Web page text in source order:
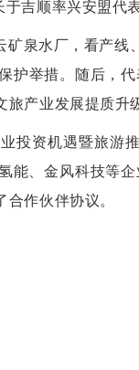
于吉顺率兴安盟代
矿泉水厂， 看产线
护举措。随后，
旅产业发展提质升
投资机遇暨旅游
能、金风科技等企
合作伙伴协议。